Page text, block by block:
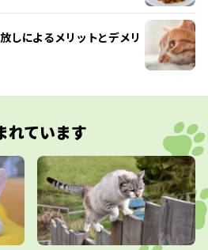
しによるメリットとデメリ
れています